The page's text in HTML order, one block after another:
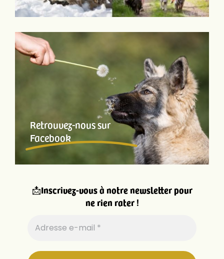
Retrouvez-nous sur
Facebook
📩Inscrivez-vous à notre newsletter pour
ne rien rater !